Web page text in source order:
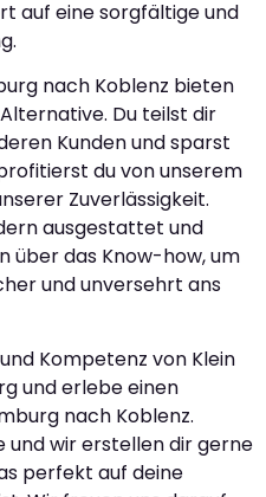
auf eine sorgfältige und
nach Koblenz bieten
Du teilst dir
Kunden und sparst
du von unserem
Zuverlässigkeit.
ausgestattet und
über das Know-how, um
und unversehrt ans
Kompetenz von Klein
und erlebe einen
nach Koblenz.
und wir erstellen dir gerne
perfekt auf deine